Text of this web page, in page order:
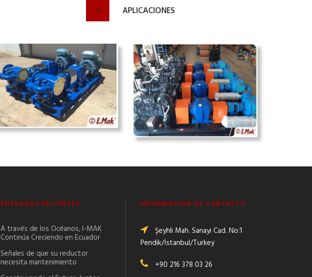
APLICACIONES
ENTRADAS RECIENTES
A través de los Océanos, I-MAK
Continúa Creciendo en Ecuador
Señales de que su reductor
necesita mantenimiento
INFORMACIÓN DE CONTACTO
Şeyhli Mah. Sanayi Cad. No:1
Pendik/İstanbul/Turkey
+90 216 378 03 26